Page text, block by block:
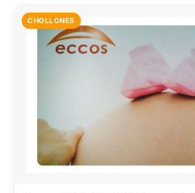
CHOLLONES